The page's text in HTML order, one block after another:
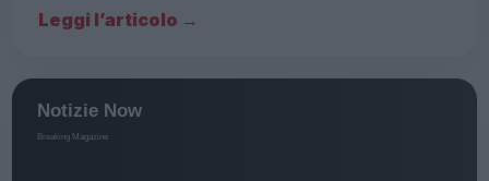
Leggi l’articolo →